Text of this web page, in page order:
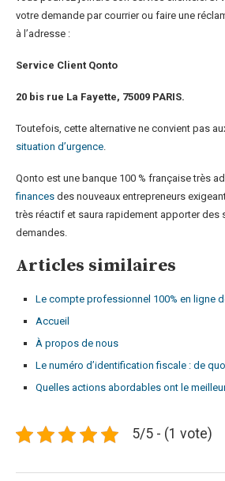
votre demande par courrier ou faire une
à l’adresse :
Service Client Qonto
20 bis rue La Fayette, 75009 PARIS.
Toutefois, cette alternative ne convient pas
situation d’urgence.
Qonto est une banque 100 % française très
finances des nouveaux entrepreneurs
très réactif et saura rapidement apporter des
demandes.
Articles similaires
Le compte professionnel 100% en ligne
Accueil
À propos de nous
Le numéro d’identification fiscale : de
Quelles actions abordables ont le
5/5 - (1 vote)